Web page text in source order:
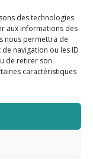
des technologies
aux informations des
nous permettra de
navigation ou les ID
de retirer son
caractéristiques